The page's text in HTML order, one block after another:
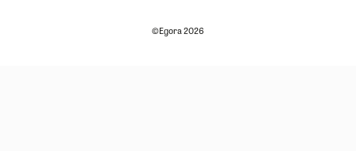
©Egora 2026